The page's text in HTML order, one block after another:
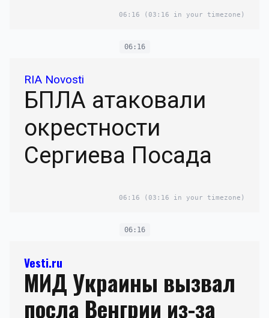
06:16 (03:16 in your timezone)
06:16
RIA Novosti
БПЛА атаковали
окрестности
Сергиева Посада
06:16 (03:16 in your timezone)
06:16
Vesti.ru
МИД Украины вызвал
посла Венгрии из-за